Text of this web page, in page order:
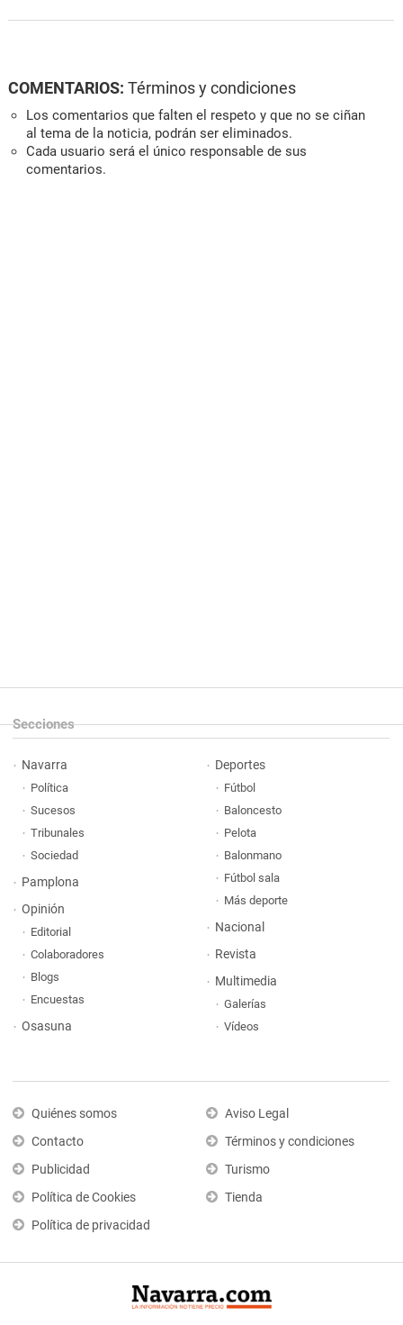
COMENTARIOS: Términos y condiciones
Los comentarios que falten el respeto y que no se ciñan
al tema de la noticia, podrán ser eliminados.
Cada usuario será el único responsable de sus
comentarios.
Secciones
Navarra
Política
Sucesos
Tribunales
Sociedad
Pamplona
Opinión
Editorial
Colaboradores
Blogs
Encuestas
Osasuna
Deportes
Fútbol
Baloncesto
Pelota
Balonmano
Fútbol sala
Más deporte
Nacional
Revista
Multimedia
Galerías
Vídeos
Quiénes somos
Contacto
Publicidad
Política de Cookies
Política de privacidad
Aviso Legal
Términos y condiciones
Turismo
Tienda